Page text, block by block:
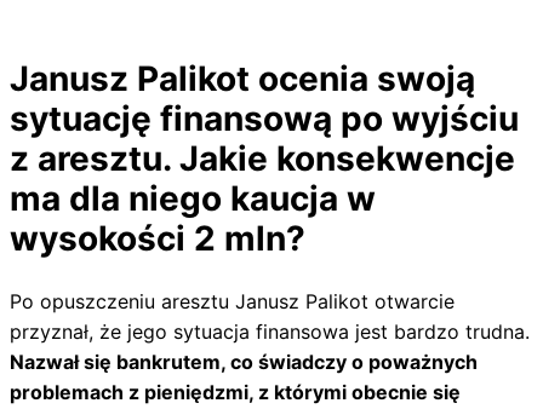
Janusz Palikot ocenia swoją
sytuację finansową po wyjściu
z aresztu. Jakie konsekwencje
ma dla niego kaucja w
wysokości 2 mln?
Po opuszczeniu aresztu Janusz Palikot otwarcie
przyznał, że jego sytuacja finansowa jest bardzo trudna.
Nazwał się bankrutem, co świadczy o poważnych
problemach z pieniędzmi, z którymi obecnie się